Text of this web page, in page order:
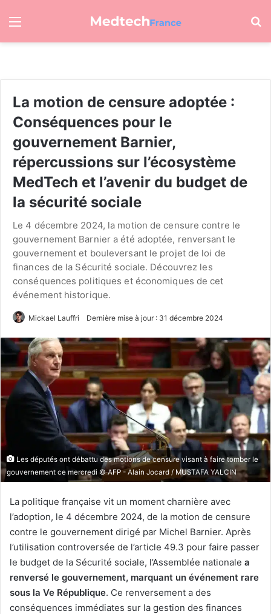
Menu
La motion de censure adoptée :
Conséquences pour le
gouvernement Barnier,
répercussions sur l’écosystème
MedTech et l’avenir du budget de
la sécurité sociale
Le 4 décembre 2024, la motion de censure contre le
gouvernement Barnier a été adoptée, renversant le
gouvernement et bouleversant le projet de loi de
finances de la Sécurité sociale. Découvrez les
conséquences politiques et économiques de cet
événement historique.
Mickael Lauffri Dernière mise à jour : 31 décembre 2024
Les députés ont débattu des motions de censure visant à faire tomber le
gouvernement ce mercredi © AFP - Alain Jocard / MUSTAFA YALCIN
La politique française vit un moment charnière avec
l’adoption, le 4 décembre 2024, de la motion de censure
contre le gouvernement dirigé par Michel Barnier. Après
l’utilisation controversée de l’article 49.3 pour faire passer
le budget de la Sécurité sociale, l’Assemblée nationale a
renversé le gouvernement, marquant un événement rare
sous la Ve République. Ce renversement a des
conséquences immédiates sur la gestion des finances